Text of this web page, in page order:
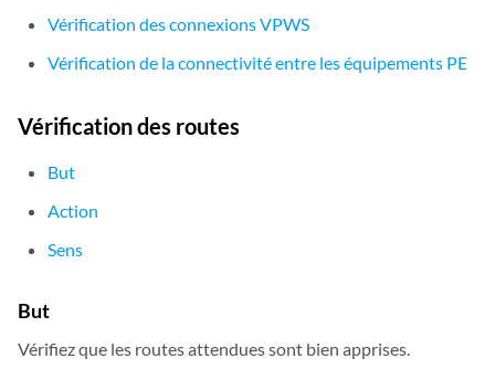
Vérification des connexions VPWS
Vérification de la connectivité entre les équipements PE
Vérification des routes
But
Action
Sens
But
Vérifiez que les routes attendues sont bien apprises.